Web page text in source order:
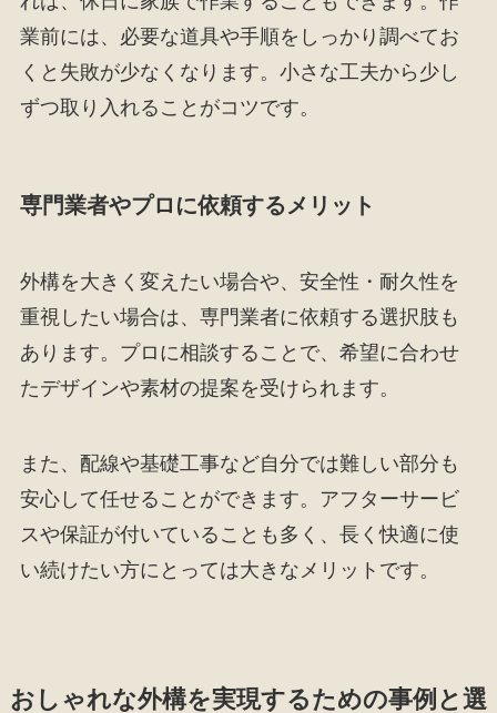
業前には、必要な道具や手順をしっかり調べてお
くと失敗が少なくなります。小さな工夫から少し
ずつ取り入れることがコツです。
専門業者やプロに依頼するメリット
外構を大きく変えたい場合や、安全性・耐久性を
重視したい場合は、専門業者に依頼する選択肢も
あります。プロに相談することで、希望に合わせ
たデザインや素材の提案を受けられます。
また、配線や基礎工事など自分では難しい部分も
安心して任せることができます。アフターサービ
スや保証が付いていることも多く、長く快適に使
い続けたい方にとっては大きなメリットです。
おしゃれな外構を実現するための事例と選